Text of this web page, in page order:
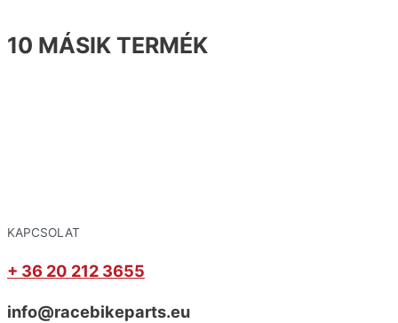
10 MÁSIK TERMÉK
KAPCSOLAT
+ 36 20 212 3655
info@racebikeparts.eu